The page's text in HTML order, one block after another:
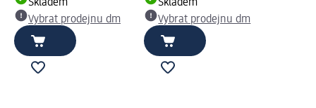
Skladem
Vybrat prodejnu dm
Skladem
Vybrat prodejnu dm